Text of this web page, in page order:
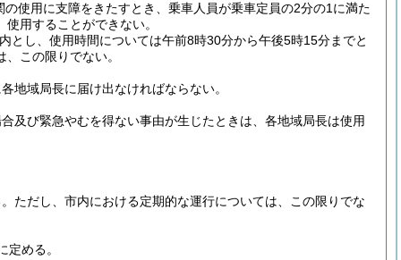
使用に支障をきたすとき、乗車人員が乗車定員の2分の1に満た
用することができない。
とし、使用時間については午前8時30分から午後5時15分までと
この限りでない。
地域局長に届け出なければならない。
及び緊急やむを得ない事由が生じたときは、各地域局長は使用
ただし、市内における定期的な運行については、この限りでな
める。